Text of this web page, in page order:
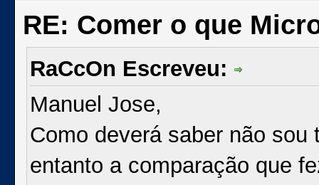
RE: Comer o que
RaCcOn Escreveu:
Manuel Jose,
Como deverá saber não
entanto a comparação que